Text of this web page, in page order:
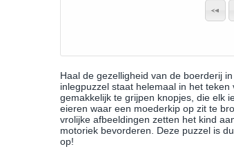
Haal de gezelligheid van de boerderij
inlegpuzzel staat helemaal in het
gemakkelijk te grijpen knopjes, die elk
eieren waar een moederkip op zit te
vrolijke afbeeldingen zetten het kind
motoriek bevorderen. Deze puzzel is
op!